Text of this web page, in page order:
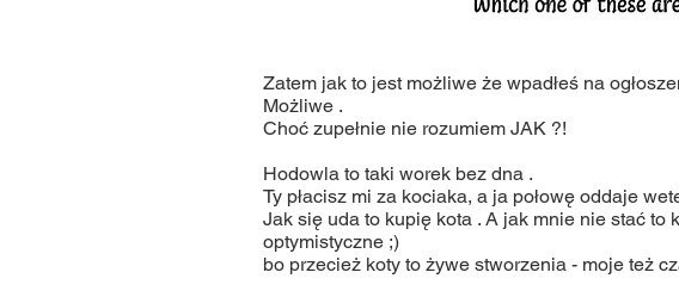
Zatem jak to jest możliwe że wpadłeś na
Możliwe .
Choć zupełnie nie rozumiem JAK ?!
Hodowla to taki worek bez dna .
Ty płacisz mi za kociaka, a ja połowę oddaje
Jak się uda to kupię kota . A jak mnie nie stać to
optymistyczne ;)
bo przecież koty to żywe stworzenia - moje też